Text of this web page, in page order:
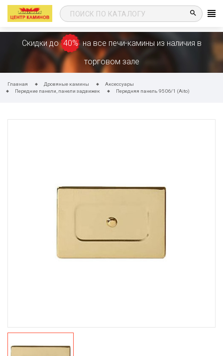
search
Скидки до 40% на все печи-камины из наличия в
торговом зале
Главная Дровяные камины
Аксессуары
Передние панели, панели задвижек
Передняя панель 9506/1 (Aito)